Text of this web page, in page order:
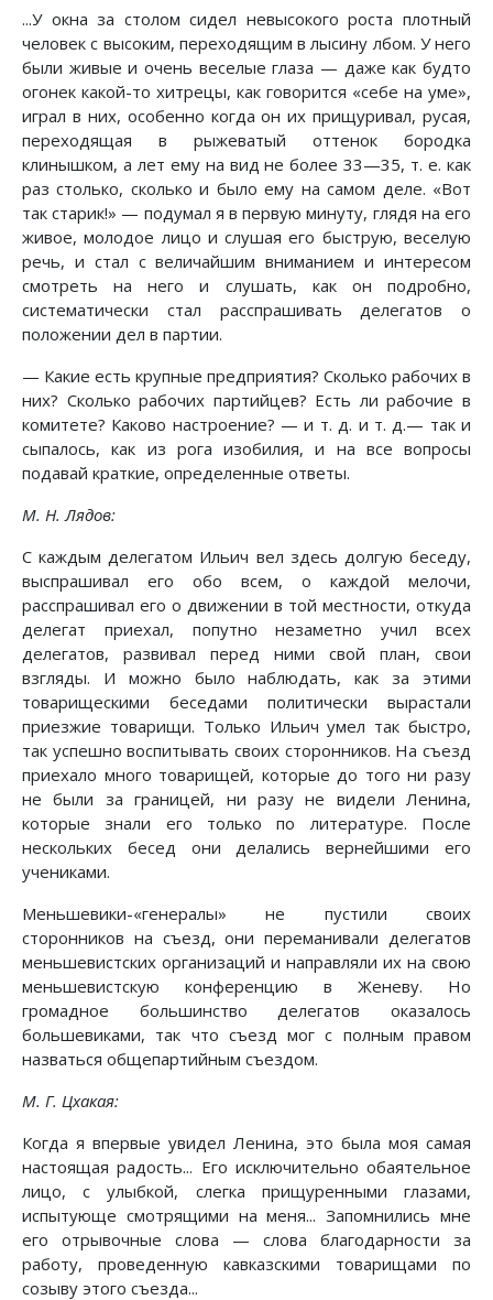
...У окна за столом сидел невысокого роста плотный
человек с высоким, переходящим в лысину лбом. У него
были живые и очень веселые глаза — даже как будто
огонек какой-то хитрецы, как говорится «себе на уме»,
играл в них, особенно когда он их прищуривал, русая,
переходящая в рыжеватый оттенок бородка
клинышком, а лет ему на вид не более 33—35, т. е. как
раз столько, сколько и было ему на самом деле. «Вот
так старик!» — подумал я в первую минуту, глядя на его
живое, молодое лицо и слушая его быструю, веселую
речь, и стал с величайшим вниманием и интересом
смотреть на него и слушать, как он подробно,
систематически стал расспрашивать делегатов о
положении дел в партии.
— Какие есть крупные предприятия? Сколько рабочих в
них? Сколько рабочих партийцев? Есть ли рабочие в
комитете? Каково настроение? — и т. д. и т. д.— так и
сыпалось, как из рога изобилия, и на все вопросы
подавай краткие, определенные ответы.
М. Н. Лядов:
С каждым делегатом Ильич вел здесь долгую беседу,
выспрашивал его обо всем, о каждой мелочи,
расспрашивал его о движении в той местности, откуда
делегат приехал, попутно незаметно учил всех
делегатов, развивал перед ними свой план, свои
взгляды. И можно было наблюдать, как за этими
товарищескими беседами политически вырастали
приезжие товарищи. Только Ильич умел так быстро,
так успешно воспитывать своих сторонников. На съезд
приехало много товарищей, которые до того ни разу
не были за границей, ни разу не видели Ленина,
которые знали его только по литературе. После
нескольких бесед они делались вернейшими его
учениками.
Меньшевики-«генералы» не пустили своих
сторонников на съезд, они переманивали делегатов
меньшевистских организаций и направляли их на свою
меньшевистскую конференцию в Женеву. Но
громадное большинство делегатов оказалось
большевиками, так что съезд мог с полным правом
назваться общепартийным съездом.
М. Г. Цхакая:
Когда я впервые увидел Ленина, это была моя самая
настоящая радость... Его исключительно обаятельное
лицо, с улыбкой, слегка прищуренными глазами,
испытующе смотрящими на меня... Запомнились мне
его отрывочные слова — слова благодарности за
работу, проведенную кавказскими товарищами по
созыву этого съезда...